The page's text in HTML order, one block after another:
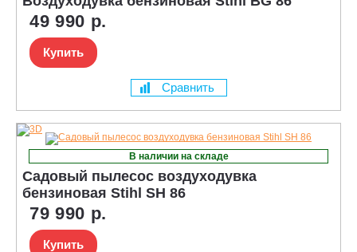
49 990 р.
Купить
Сравнить
В наличии на складе
Садовый пылесос воздуходувка
бензиновая Stihl SH 86
79 990 р.
Купить